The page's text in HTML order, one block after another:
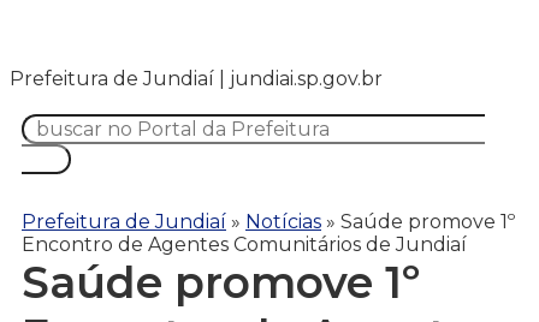
Prefeitura de Jundiaí | jundiai.sp.gov.br
Prefeitura de Jundiaí » Notícias » Saúde promove 1º
Encontro de Agentes Comunitários de Jundiaí
Saúde promove 1º